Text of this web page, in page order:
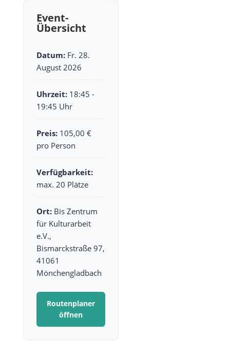
Event-
Übersicht
Datum:Fr. 28.
August 2026
Uhrzeit:18:45 -
19:45 Uhr
Preis:105,00 €
pro Person
Verfügbarkeit:
max. 20 Plätze
Ort:Bis Zentrum
für Kulturarbeit
e.V.,
Bismarckstraße 97,
41061
Mönchengladbach
Routenplaner
öffnen